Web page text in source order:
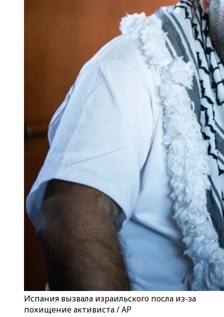
Испания вызвала израильского посла из-за
похищение активиста / AP